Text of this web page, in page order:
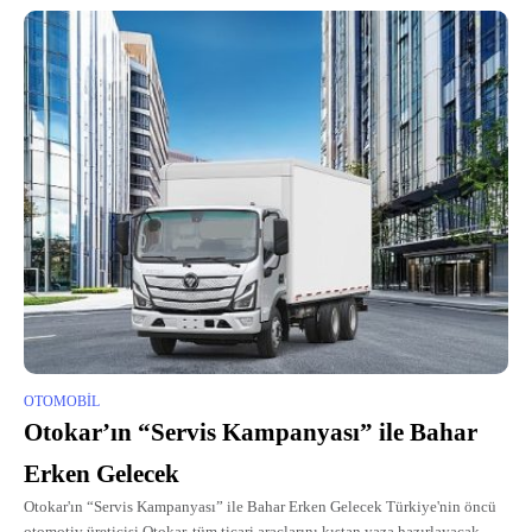
OTOMOBIL
Otokar’ın “Servis Kampanyası” ile Bahar
Erken Gelecek
Otokar'ın “Servis Kampanyası” ile Bahar Erken Gelecek Türkiye'nin öncü